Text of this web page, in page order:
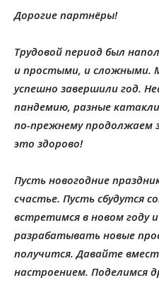
Дорогие партнёры!
Трудовой период был
и простыми, и сложными.
успешно завершили год.
пандемию, разные
по-прежнему продолжаем
это здорово!
Пусть новогодние
счастье. Пусть сбудутся
встретимся в новом году
разрабатывать новые
получится. Давайте
настроением. Поделимся